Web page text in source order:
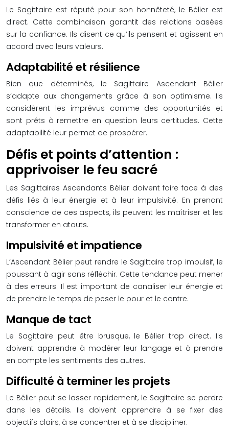
Le Sagittaire est réputé pour son honnêteté, le Bélier est
direct. Cette combinaison garantit des relations basées
sur la confiance. Ils disent ce qu’ils pensent et agissent en
accord avec leurs valeurs.
Adaptabilité et résilience
Bien que déterminés, le Sagittaire Ascendant Bélier
s’adapte aux changements grâce à son optimisme. Ils
considèrent les imprévus comme des opportunités et
sont prêts à remettre en question leurs certitudes. Cette
adaptabilité leur permet de prospérer.
Défis et points d’attention :
apprivoiser le feu sacré
Les Sagittaires Ascendants Bélier doivent faire face à des
défis liés à leur énergie et à leur impulsivité. En prenant
conscience de ces aspects, ils peuvent les maîtriser et les
transformer en atouts.
Impulsivité et impatience
L’Ascendant Bélier peut rendre le Sagittaire trop impulsif, le
poussant à agir sans réfléchir. Cette tendance peut mener
à des erreurs. Il est important de canaliser leur énergie et
de prendre le temps de peser le pour et le contre.
Manque de tact
Le Sagittaire peut être brusque, le Bélier trop direct. Ils
doivent apprendre à modérer leur langage et à prendre
en compte les sentiments des autres.
Difficulté à terminer les projets
Le Bélier peut se lasser rapidement, le Sagittaire se perdre
dans les détails. Ils doivent apprendre à se fixer des
objectifs clairs, à se concentrer et à se discipliner.